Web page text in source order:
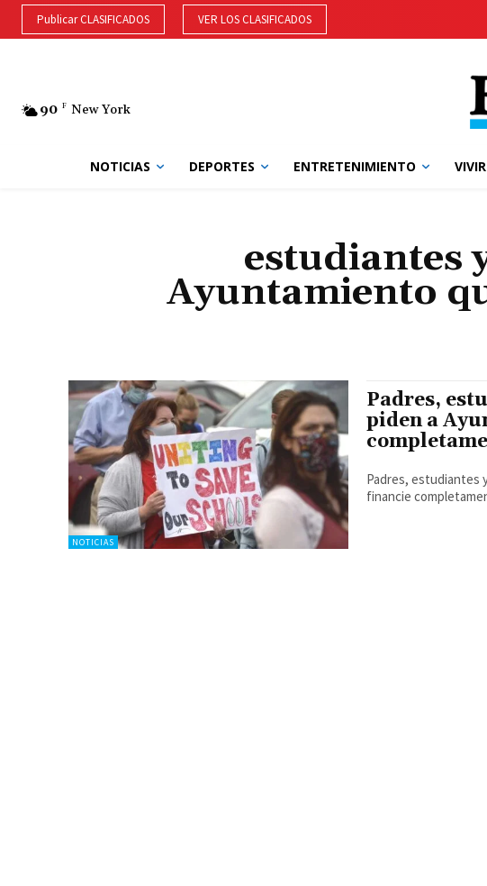
Publicar CLASIFICADOS VER LOS CLASIFICADOS
90 F New York
NOTICIAS DEPORTES ENTRETENIMIENTO
estudiantes
Ayuntamiento
NOTICIAS
Padres,
piden a
Padres, estudiantes
financie